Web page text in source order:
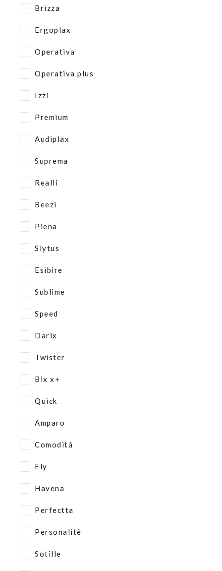
Brizza
Ergoplax
Operativa
Operativa plus
Izzi
Premium
Audiplax
Suprema
Realli
Beezi
Piena
Slytus
Esibire
Sublime
Speed
Darix
Twister
Bix x+
Quick
Amparo
Comoditá
Ely
Havena
Perfectta
Personalitê
Sotille